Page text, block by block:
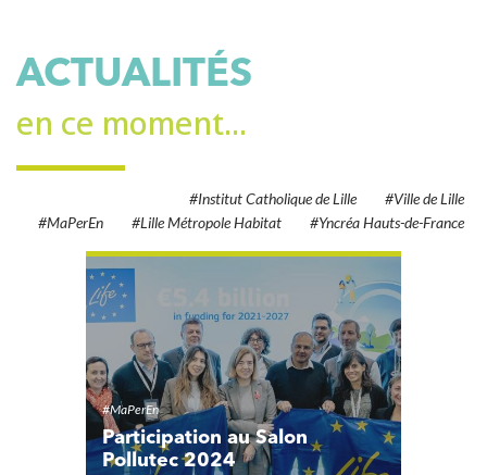
ACTUALITÉS
en ce moment...
#Ville de Lille
#Institut Catholique de Lille
#Yncréa Hauts-de-France
#Lille Métropole Habitat
#MaPerEn
#MaPerEn
Participation au Salon
Pollutec 2024